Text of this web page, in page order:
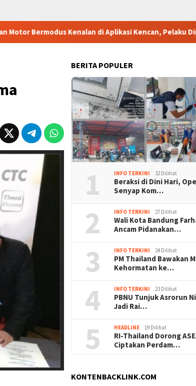
di Aplikasi Kencan, Pelaku Diringkus di Ciputat
BERITA POPULER
1 INFO TERKINI 32 Dilihat
Beraksi di Dini Hari,
Senyap Kom…
2 INFO TERKINI 27 Dilihat
Wali Kota Bandung
Ancam Pidanakan…
3 INFO TERKINI 24 Dilihat
PM Thailand Bawakan
Kehormatan ke…
4 INFO TERKINI 23 Dilihat
PBNU Tunjuk Asrorun
Jadi Rai…
5 HEADLINE 19 Dilihat
RI-Thailand Dorong
Ciptakan Perdam…
KONTENBACKLINK.COM